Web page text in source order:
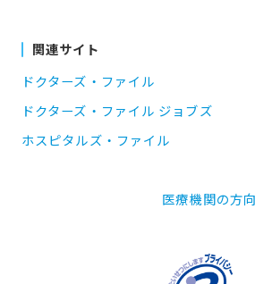
関連サイト
ドクターズ・ファイル
ドクターズ・ファイル ジョブズ
ホスピタルズ・ファイル
医療機関の方